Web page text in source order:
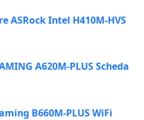
ASRock Intel H410M-HVS
A620M-PLUS Scheda
B660M-PLUS WiFi